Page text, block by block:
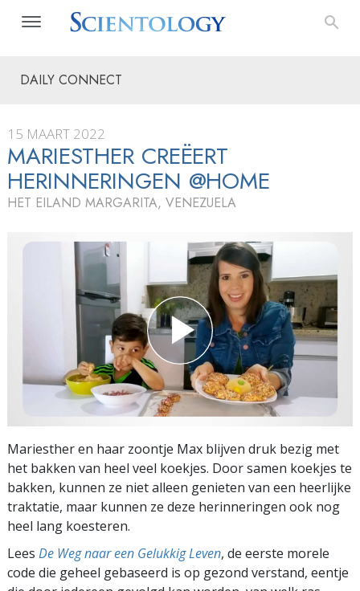
DAILY CONNECT
15 MAART 2022
MARIESTHER CREËERT
HERINNERINGEN @HOME
HET EILAND MARGARITA, VENEZUELA
Mariesther en haar zoontje Max blijven druk bezig met
het bakken van heel veel koekjes. Door samen koekjes te
bakken, kunnen ze niet alleen genieten van een heerlijke
traktatie, maar kunnen ze deze herinneringen ook nog
heel lang koesteren.
Lees De Weg naar een Gelukkig Leven, de eerste morele
code die geheel gebaseerd is op gezond verstand, eentje